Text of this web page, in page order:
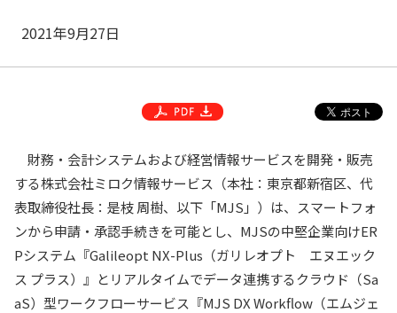
2021年9月27日
財務・会計システムおよび経営情報サービスを開発・販売
する株式会社ミロク情報サービス（本社：東京都新宿区、代
表取締役社長：是枝 周樹、以下「MJS」）は、スマートフォ
ンから申請・承認手続きを可能とし、MJSの中堅企業向けER
Pシステム『Galileopt NX-Plus（ガリレオプト エヌエック
ス プラス）』とリアルタイムでデータ連携するクラウド（Sa
aS）型ワークフローサービス『MJS DX Workflow（エムジェ